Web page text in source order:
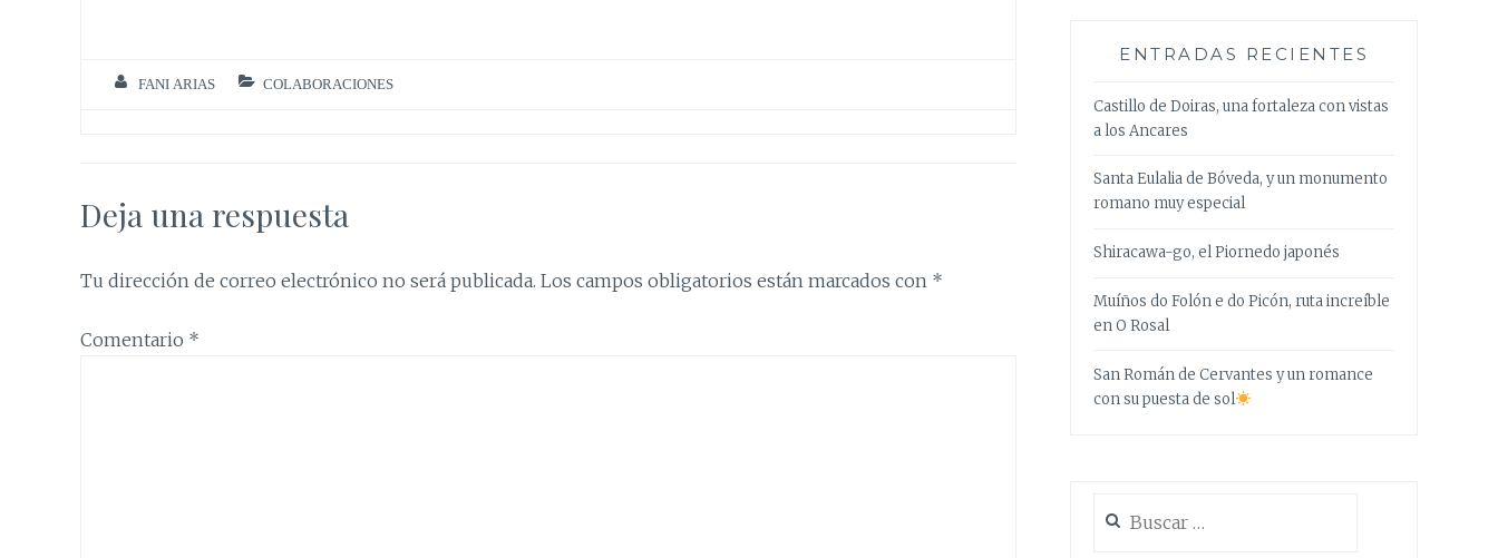
FANI ARIAS COLABORACIONES
Deja una respuesta
Tu dirección de correo electrónico no será publicada. Los campos obligatorios están marcados con *
Comentario *
ENTRADAS RECIENTES
Castillo de Doiras, una fortaleza con vistas
a los Ancares
Santa Eulalia de Bóveda, y un monumento
romano muy especial
Shiracawa-go, el Piornedo japonés
Muíños do Folón e do Picón, ruta increíble
en O Rosal
San Román de Cervantes y un romance
con su puesta de sol